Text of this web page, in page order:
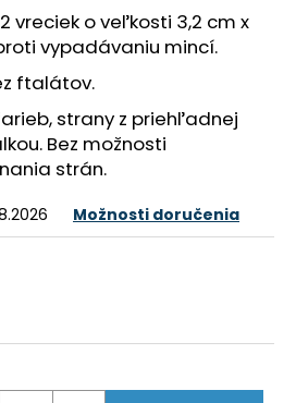
vreciek o veľkosti 3,2 cm x
vypadávaniu mincí.
ftalátov.
strany z priehľadnej
Bez možnosti
strán.
Možnosti doručenia
HĽADAŤ